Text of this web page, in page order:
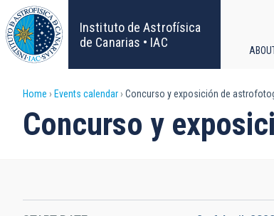
Skip
to
main
content
Instituto de Astrofísica
de Canarias • IAC
Breadcrumb
Home Events calendar Concurso y exposición de
Concurso y